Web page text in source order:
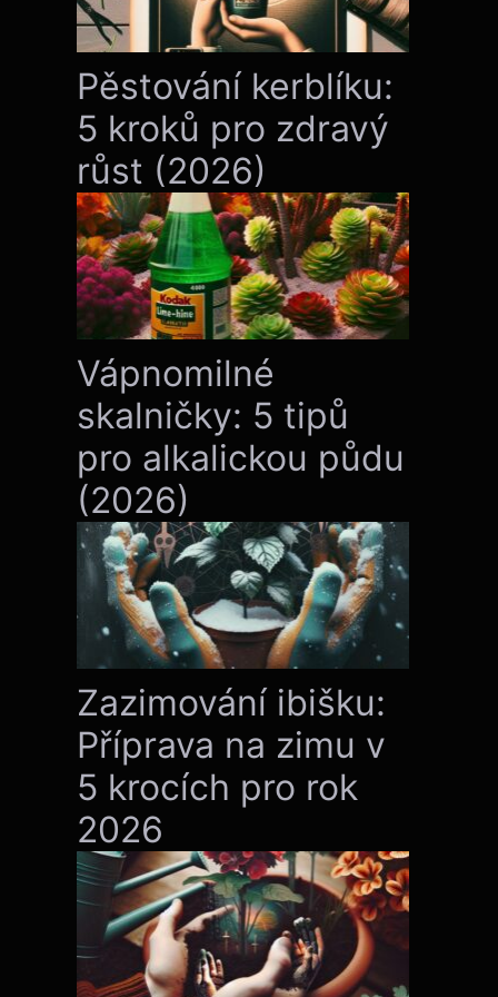
Pěstování kerblíku:
5 kroků pro zdravý
růst (2026)
Vápnomilné
skalničky: 5 tipů
pro alkalickou půdu
(2026)
Zazimování ibišku:
Příprava na zimu v
5 krocích pro rok
2026